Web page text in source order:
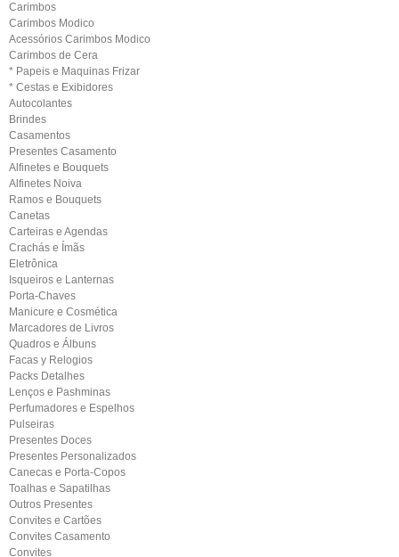
Carimbos
Carimbos Modico
Acessórios Carimbos Modico
Carimbos de Cera
* Papeis e Maquinas Frizar
* Cestas e Exibidores
Autocolantes
Brindes
Casamentos
Presentes Casamento
Alfinetes e Bouquets
Alfinetes Noiva
Ramos e Bouquets
Canetas
Carteiras e Agendas
Crachás e Ímãs
Eletrônica
Isqueiros e Lanternas
Porta-Chaves
Manicure e Cosmética
Marcadores de Livros
Quadros e Álbuns
Facas y Relogios
Packs Detalhes
Lenços e Pashminas
Perfumadores e Espelhos
Pulseiras
Presentes Doces
Presentes Personalizados
Canecas e Porta-Copos
Toalhas e Sapatilhas
Outros Presentes
Convites e Cartões
Convites Casamento
Convites